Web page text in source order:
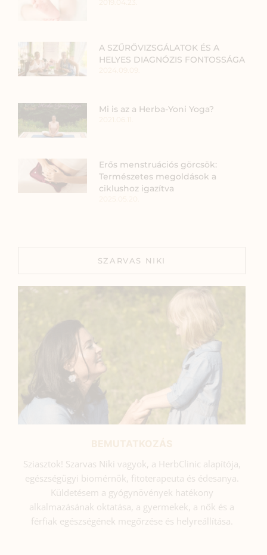
A SZŰRŐVIZSGÁLATOK ÉS A
HELYES DIAGNÓZIS FONTOSSÁGA
Mi is az a Herba-Yoni Yoga?
Erős menstruációs görcsök:
Természetes megoldások a
ciklushoz igazítva
SZARVAS NIKI
Sziasztok! Szarvas Niki vagyok, a HerbClinic alapítója,
egészségügyi biomérnök, fitoterapeuta és édesanya.
Küldetésem a gyógynövények hatékony
alkalmazásának oktatása, a gyermekek, a nők és a
férfiak egészségének megőrzése és helyreállítása.